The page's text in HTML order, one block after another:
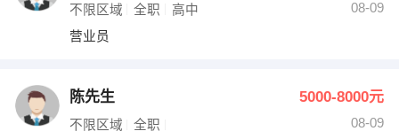
不限区域 全职 高中
08-09
营业员
陈先生 5000-8000元
不限区域 全职
08-09